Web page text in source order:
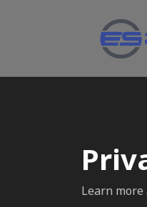
Learn